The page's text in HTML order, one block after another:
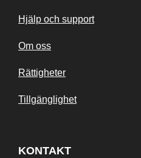
Hjälp och support
Om oss
Rättigheter
Tillgänglighet
KONTAKT